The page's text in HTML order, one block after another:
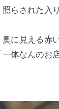
らされた入
に見える赤
体なんのお